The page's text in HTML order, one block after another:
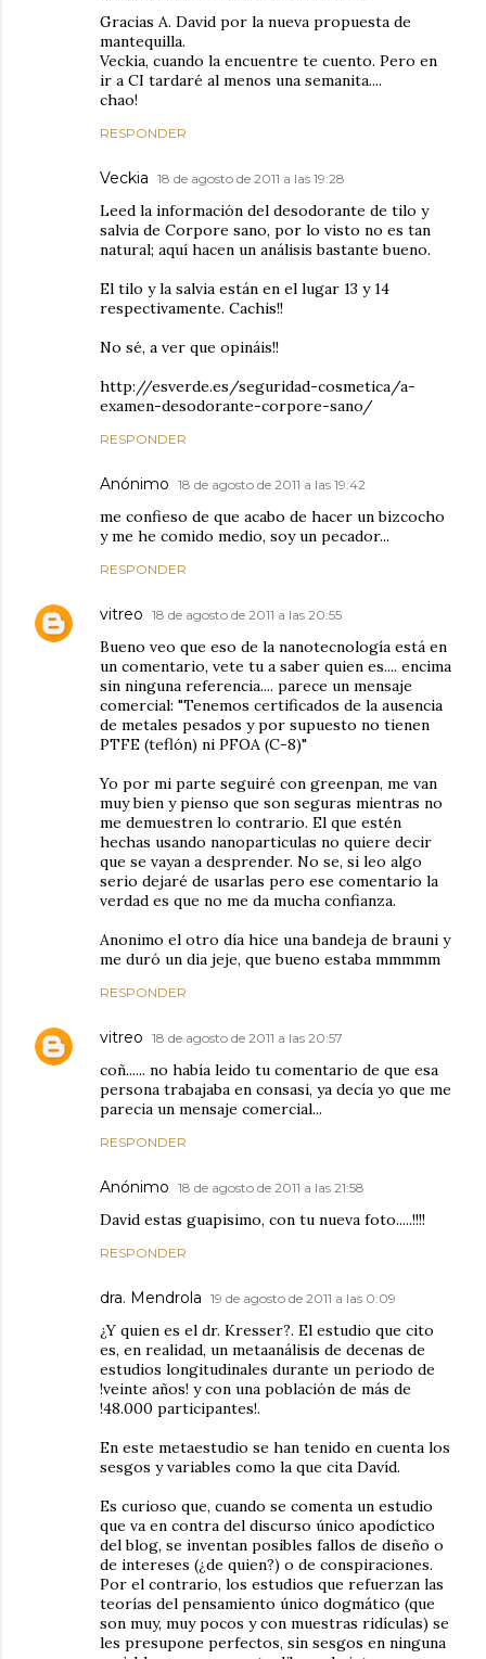
Gracias A. David por la nueva propuesta de
mantequilla.
Veckia, cuando la encuentre te cuento. Pero en
ir a CI tardaré al menos una semanita....
chao!
RESPONDER
Veckia 18 de agosto de 2011 a las 19:28
Leed la información del desodorante de tilo y
salvia de Corpore sano, por lo visto no es tan
natural; aquí hacen un análisis bastante bueno.
El tilo y la salvia están en el lugar 13 y 14
respectivamente. Cachis!!
No sé, a ver que opináis!!
http://esverde.es/seguridad-cosmetica/a-
examen-desodorante-corpore-sano/
RESPONDER
Anónimo 18 de agosto de 2011 a las 19:42
me confieso de que acabo de hacer un bizcocho
y me he comido medio, soy un pecador...
RESPONDER
vitreo 18 de agosto de 2011 a las 20:55
Bueno veo que eso de la nanotecnología está en
un comentario, vete tu a saber quien es.... encima
sin ninguna referencia.... parece un mensaje
comercial: "Tenemos certificados de la ausencia
de metales pesados y por supuesto no tienen
PTFE (teflón) ni PFOA (C-8)"
Yo por mi parte seguiré con greenpan, me van
muy bien y pienso que son seguras mientras no
me demuestren lo contrario. El que estén
hechas usando nanoparticulas no quiere decir
que se vayan a desprender. No se, si leo algo
serio dejaré de usarlas pero ese comentario la
verdad es que no me da mucha confianza.
Anonimo el otro día hice una bandeja de brauni y
me duró un dia jeje, que bueno estaba mmmmm
RESPONDER
vitreo 18 de agosto de 2011 a las 20:57
coñ...... no había leido tu comentario de que esa
persona trabajaba en consasi, ya decía yo que me
parecia un mensaje comercial...
RESPONDER
Anónimo 18 de agosto de 2011 a las 21:58
David estas guapisimo, con tu nueva foto.....!!!!
RESPONDER
dra. Mendrola 19 de agosto de 2011 a las 0:09
¿Y quien es el dr. Kresser?. El estudio que cito
es, en realidad, un metaanálisis de decenas de
estudios longitudinales durante un periodo de
!veinte años! y con una población de más de
!48.000 participantes!.
En este metaestudio se han tenido en cuenta los
sesgos y variables como la que cita Davíd.
Es curioso que, cuando se comenta un estudio
que va en contra del discurso único apodíctico
del blog, se inventan posibles fallos de diseño o
de intereses (¿de quien?) o de conspiraciones.
Por el contrario, los estudios que refuerzan las
teorías del pensamiento único dogmático (que
son muy, muy pocos y con muestras ridículas) se
les presupone perfectos, sin sesgos en ninguna